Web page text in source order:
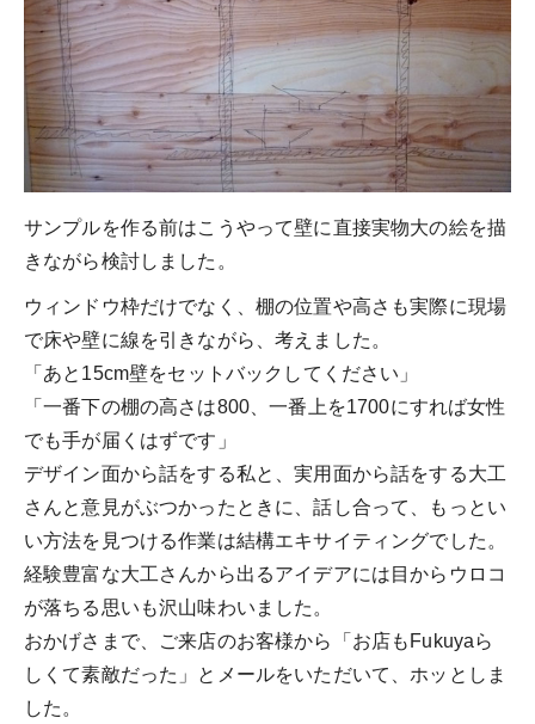
サンプルを作る前はこうやって壁に直接実物大の絵を描
きながら検討しました。
ウィンドウ枠だけでなく、棚の位置や高さも実際に現場
で床や壁に線を引きながら、考えました。
「あと15cm壁をセットバックしてください」
「一番下の棚の高さは800、一番上を1700にすれば女性
でも手が届くはずです」
デザイン面から話をする私と、実用面から話をする大工
さんと意見がぶつかったときに、話し合って、もっとい
い方法を見つける作業は結構エキサイティングでした。
経験豊富な大工さんから出るアイデアには目からウロコ
が落ちる思いも沢山味わいました。
おかげさまで、ご来店のお客様から「お店もFukuyaら
しくて素敵だった」とメールをいただいて、ホッとしま
した。